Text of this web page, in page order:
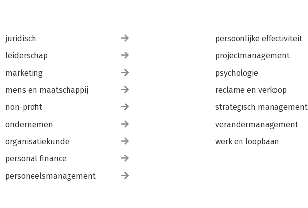
juridisch
leiderschap
marketing
mens en maatschappij
non-profit
ondernemen
organisatiekunde
personal finance
personeelsmanagement
persoonlijke effectiviteit
projectmanagement
psychologie
reclame en verkoop
strategisch management
verandermanagement
werk en loopbaan